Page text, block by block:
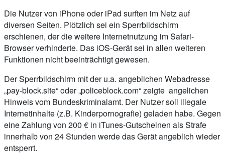
Die Nutzer von iPhone oder iPad surften im Netz auf
diversen Seiten. Plötzlich sei ein Sperrbildschirm
erschienen, der die weitere Internetnutzung im Safari-
Browser verhinderte. Das iOS-Gerät sei in allen weiteren
Funktionen nicht beeinträchtigt gewesen.
Der Sperrbildschirm mit der u.a. angeblichen Webadresse
„pay-block.site“ oder „policeblock.com“ zeigte angelichen
Hinweis vom Bundeskriminalamt. Der Nutzer soll illegale
Internetinhalte (z.B. Kinderpornografie) geladen habe. Gegen
eine Zahlung von 200 € in iTunes-Gutscheinen als Strafe
innerhalb von 24 Stunden werde das Gerät angeblich wieder
entsperrt.